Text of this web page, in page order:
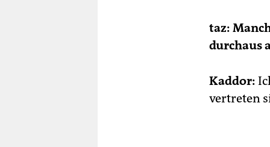
taz:
durchaus
Kaddor:
vertreten